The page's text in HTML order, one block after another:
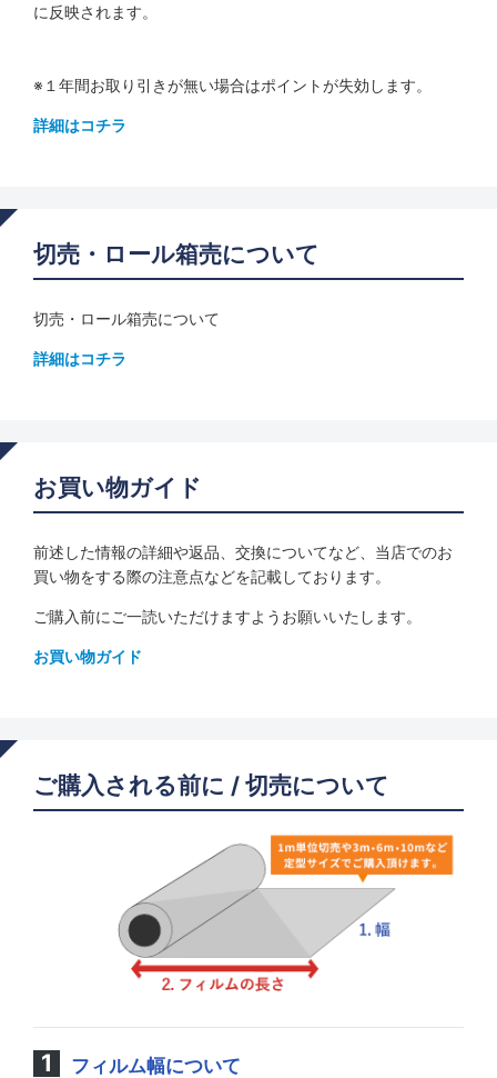
に反映されます。
※１年間お取り引きが無い場合はポイントが失効します。
詳細はコチラ
切売・ロール箱売について
切売・ロール箱売について
詳細はコチラ
お買い物ガイド
前述した情報の詳細や返品、交換についてなど、当店でのお
買い物をする際の注意点などを記載しております。
ご購入前にご一読いただけますようお願いいたします。
お買い物ガイド
ご購入される前に / 切売について
フィルム幅について